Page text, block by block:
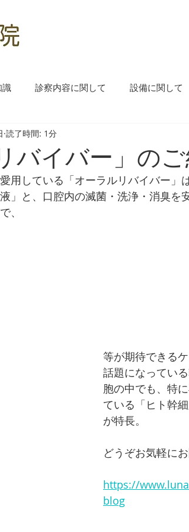
識 診察内容に関して 設備に関して
バイバー」の
読了時間: 1分
用している「オーラルリバイバー」
」と、口腔内の滅菌・洗浄・消臭を
、
等が期待できるケ
話題になってい
胞の中でも、特
ている「ヒト幹
が特長。
どうぞお気軽に
https://
blog